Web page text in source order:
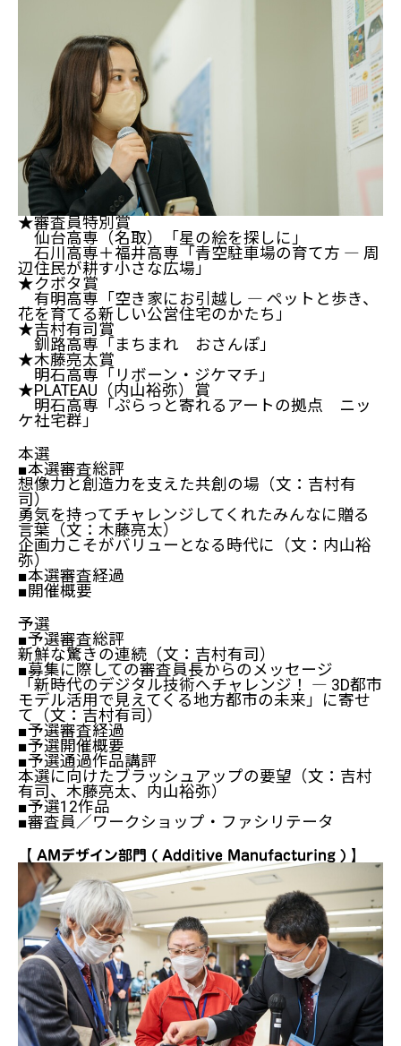
★審査員特別賞
仙台高専（名取）「星の絵を探しに」
石川高専＋福井高専「青空駐車場の育て方 ― 周
辺住民が耕す小さな広場」
★クボタ賞
有明高専「空き家にお引越し ― ペットと歩き、
花を育てる新しい公営住宅のかたち」
★吉村有司賞
釧路高専「まちまれ おさんぽ」
★木藤亮太賞
明石高専「リボーン・ジケマチ」
★PLATEAU（内山裕弥）賞
明石高専「ぷらっと寄れるアートの拠点 ニッ
ケ社宅群」
本選
■本選審査総評
想像力と創造力を支えた共創の場（文：吉村有
司）
勇気を持ってチャレンジしてくれたみんなに贈る
言葉（文：木藤亮太）
企画力こそがバリューとなる時代に（文：内山裕
弥）
■本選審査経過
■開催概要
予選
■予選審査総評
新鮮な驚きの連続（文：吉村有司）
■募集に際しての審査員長からのメッセージ
「新時代のデジタル技術へチャレンジ！ ― 3D都市
モデル活用で見えてくる地方都市の未来」に寄せ
て（文：吉村有司）
■予選審査経過
■予選開催概要
■予選通過作品講評
本選に向けたブラッシュアップの要望（文：吉村
有司、木藤亮太、内山裕弥）
■予選12作品
■審査員／ワークショップ・ファシリテータ
【 AMデザイン部門 ( Additive Manufacturing ) 】